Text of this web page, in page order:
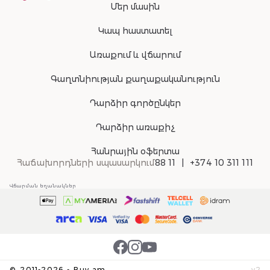
Մեր մասին
Կապ հաստատել
Առաքում և վճարում
Գաղտնիության քաղաքականություն
Դարձիր գործընկեր
Դարձիր առաքիչ
Հանրային օֆերտա
Հաճախորդների սպասարկում88 11 +374 10 311 111
Վճարման եղանակներ